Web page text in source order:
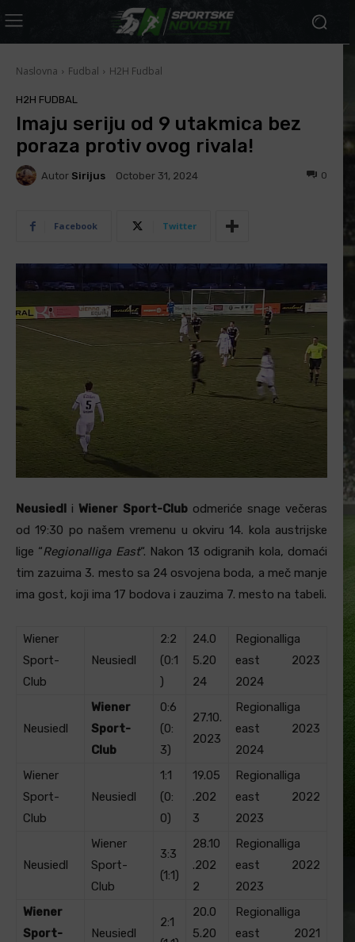
Naslovna Fudbal H2H Fudbal
H2H FUDBAL
Imaju seriju od 9 utakmica bez
poraza protiv ovog rivala!
Autor Sirijus October 31, 2024 0
Facebook Twitter
Neusiedl iWiener Sport-Clubodmeriće snage večeras
od 19:30 po našem vremenu u okviru 14. kola austrijske
lige “Regionalliga East“. Nakon 13 odigranih kola, domaći
tim zazuima 3. mesto sa 24 osvojena boda, a meč manje
ima gost, koji ima 17 bodova i zauzima 7. mesto na tabeli.
Wiener
Sport-
Club
Neusiedl
2:2
(0:1
)
24.0
5.20
24
Regionalliga
east 2023
2024
Neusiedl
Wiener
Sport-
Club
0:6
(0:
3)
27.10.
2023
Regionalliga
east 2023
2024
Wiener
Sport-
Club
Neusiedl
1:1
(0:
0)
19.05
.202
3
Regionalliga
east 2022
2023
Neusiedl
Wiener
Sport-
Club
3:3
(1:1)
28.10
.202
2
Regionalliga
east 2022
2023
Wiener
Sport-
Neusiedl
2:1
20.0
5.20
Regionalliga
east 2021